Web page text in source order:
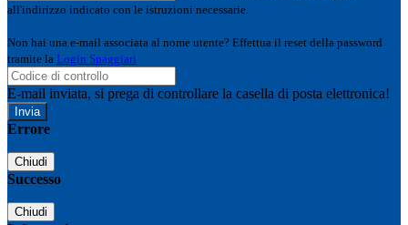
all'indirizzo indicato con le istruzioni necessarie.
Non hai una e-mail associata al nome utente? Effettua il reset della password
tramite la Login Spaggiari
E-mail inviata, si prega di controllare la casella di posta elettronica!
Errore
Chiudi
Successo
Chiudi